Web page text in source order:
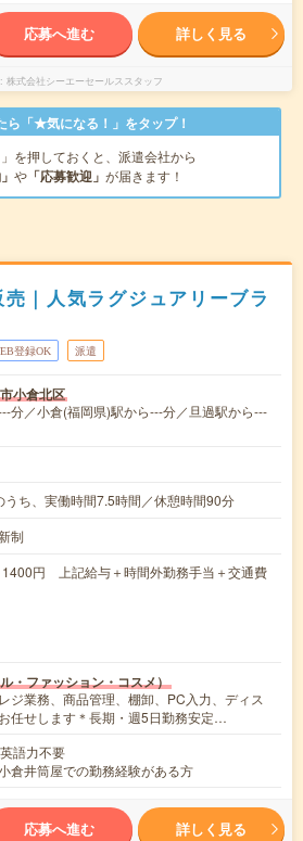
応募へ進む 詳しく見る
株式会社シーエーセールススタッフ
ら「★気になる！」をタップ！
」を押しておくと、派遣会社から
や 「応募歓迎」 が届きます！
｜人気ラグジュアリーブラ
登録OK 派遣
小倉北区
分／小倉(福岡県)駅から---分／旦過駅から---
ち、実働時間7.5時間／休憩時間90分
制
円 上記給与＋時間外勤務手当＋交通費
・ファッション・コスメ）
ジ業務、商品管理、棚卸、PC入力、ディス
任せします＊長期・週5日勤務安定…
語力不要
倉井筒屋での勤務経験がある方
応募へ進む 詳しく見る